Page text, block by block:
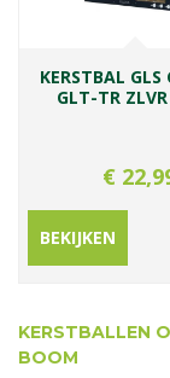
KERSTBAL
GLT-TR
€ 22,
BEKIJKEN
KERSTBALLEN
BOOM